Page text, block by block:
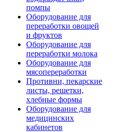
помпы
Оборудование для
переработки овощей
и фруктов
Оборудование для
переработки молока
Оборудование для
мясопереработки
Противни, пекарские
листы, решетки,
хлебные формы
Оборудование для
медицинских
кабинетов